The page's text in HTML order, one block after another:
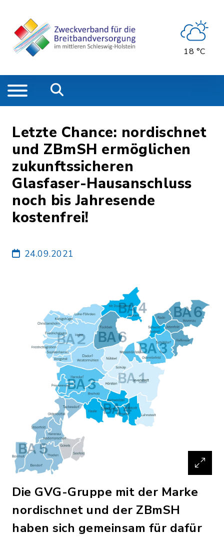
18 °C
Letzte Chance: nordischnet
und ZBmSH ermöglichen
zukunftssicheren
Glasfaser-Hausanschluss
noch bis Jahresende
kostenfrei!
24.09.2021
Die GVG-Gruppe mit der Marke
nordischnet und der ZBmSH
haben sich gemeinsam für dafür